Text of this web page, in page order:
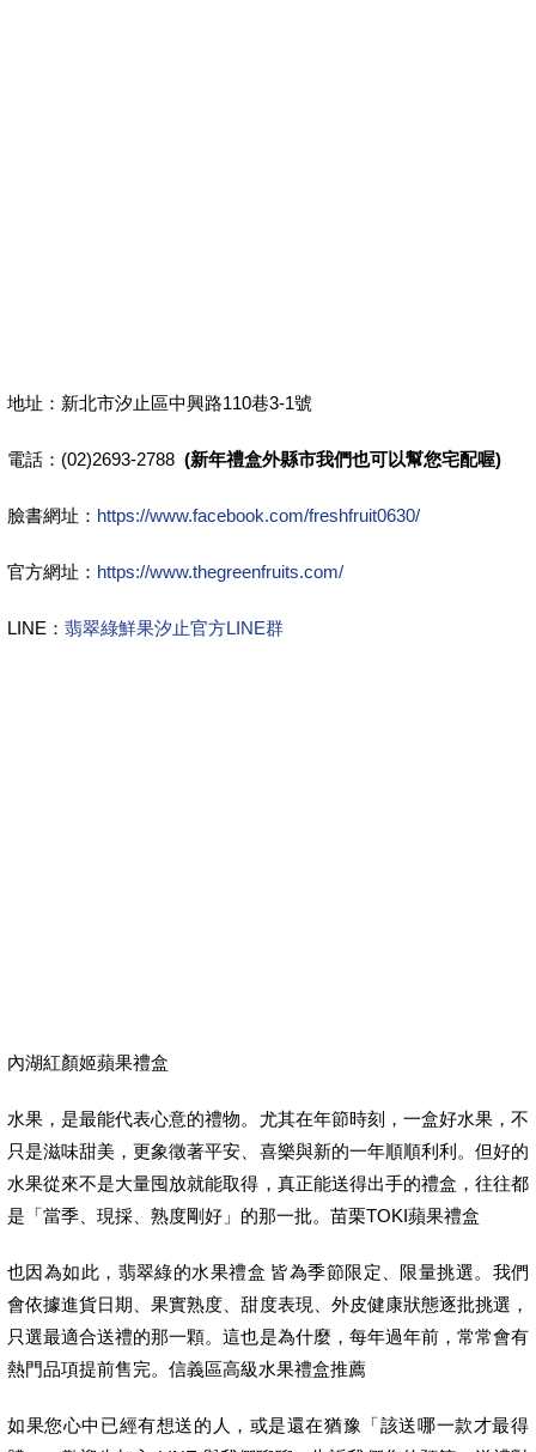
地址：新北市汐止區中興路110巷3-1號
電話：(02)2693-2788 (新年禮盒外縣市我們也可以幫您宅配喔)
臉書網址： https://www.facebook.com/freshfruit0630/
官方網址： https://www.thegreenfruits.com/
LINE： 翡翠綠鮮果汐止官方LINE群
內湖紅顏姬蘋果禮盒
水果，是最能代表心意的禮物。尤其在年節時刻，一盒好水果，不
只是滋味甜美，更象徵著平安、喜樂與新的一年順順利利。但好的
水果從來不是大量囤放就能取得，真正能送得出手的禮盒，往往都
是「當季、現採、熟度剛好」的那一批。苗栗TOKI蘋果禮盒
也因為如此，翡翠綠的水果禮盒 皆為季節限定、限量挑選。我們
會依據進貨日期、果實熟度、甜度表現、外皮健康狀態逐批挑選，
只選最適合送禮的那一顆。這也是為什麼，每年過年前，常常會有
熱門品項提前售完。信義區高級水果禮盒推薦
如果您心中已經有想送的人，或是還在猶豫「該送哪一款才最得